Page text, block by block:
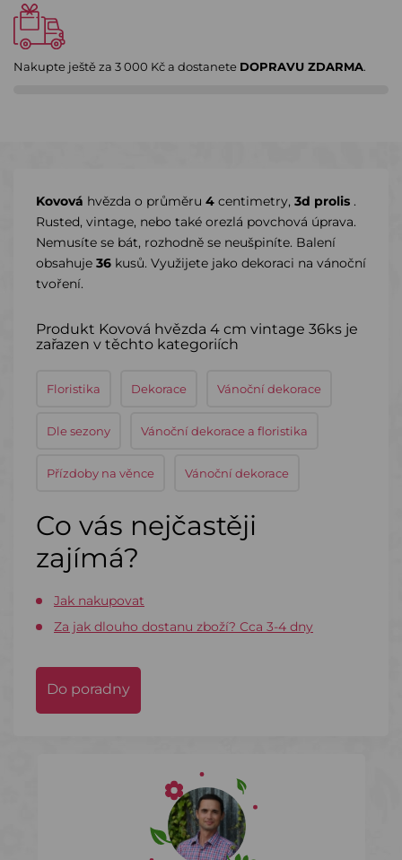
Nakupte ještě za 3 000 Kča dostanete DOPRAVU ZDARMA.
Kovová hvězda o průměru 4 centimetry, 3d prolis .
Rusted, vintage, nebo také orezlá povchová úprava.
Nemusíte se bát, rozhodně se neušpiníte. Balení
obsahuje 36 kusů. Využijete jako dekoraci na vánoční
tvoření.
Produkt Kovová hvězda 4 cm vintage 36ks je
zařazen v těchto kategoriích
Floristika Dekorace Vánoční dekorace
Dle sezony Vánoční dekorace a floristika
Přízdoby na věnce Vánoční dekorace
Co vás nejčastěji
zajímá?
Jak nakupovat
Za jak dlouho dostanu zboží? Cca 3-4 dny
Do poradny